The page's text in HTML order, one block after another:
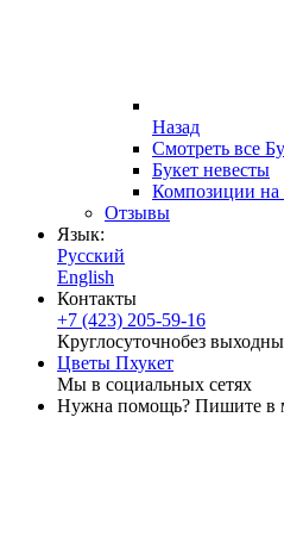
Назад
Смотреть все
Букет невесты
Композиции на
Отзывы
Язык:
Русский
English
Контакты
+7 (423) 205-59-16
Круглосуточнобез
Цветы Пхукет
Мы в социальных сетях
Нужна помощь? Пишите в